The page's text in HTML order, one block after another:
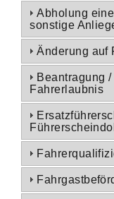
Abholung
sonstige
Änderung auf
Beantragung
Fahrerlaubnis